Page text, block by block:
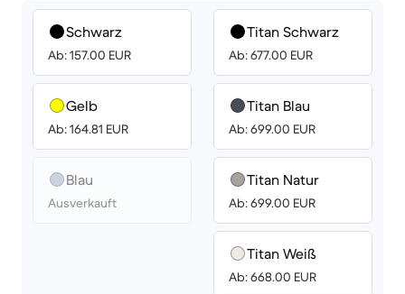
Schwarz
Ab: 157.00 EUR
Gelb
Ab: 164.81 EUR
Blau
Ausverkauft
Titan Schwarz
Ab: 677.00 EUR
Titan Blau
Ab: 699.00 EUR
Titan Natur
Ab: 699.00 EUR
Titan Weiß
Ab: 668.00 EUR